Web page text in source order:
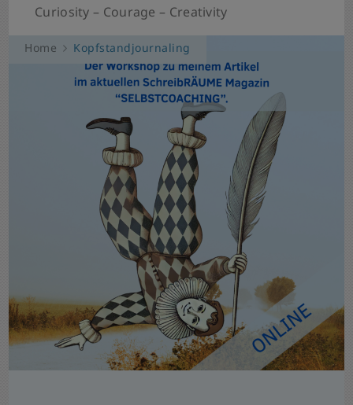
Curiosity – Courage – Creativity
Home Kopfstandjournaling